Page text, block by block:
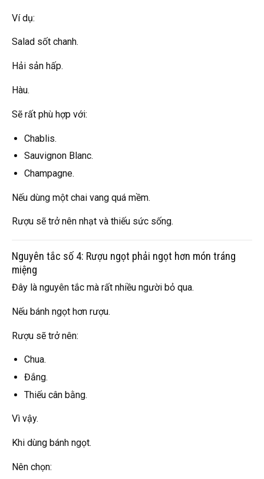
Ví dụ:
Salad sốt chanh.
Hải sản hấp.
Hàu.
Sẽ rất phù hợp với:
Chablis.
Sauvignon Blanc.
Champagne.
Nếu dùng một chai vang quá mềm.
Rượu sẽ trở nên nhạt và thiếu sức sống.
Nguyên tắc số 4: Rượu ngọt phải ngọt hơn món tráng
miệng
Đây là nguyên tắc mà rất nhiều người bỏ qua.
Nếu bánh ngọt hơn rượu.
Rượu sẽ trở nên:
Chua.
Đắng.
Thiếu cân bằng.
Vì vậy.
Khi dùng bánh ngọt.
Nên chọn: